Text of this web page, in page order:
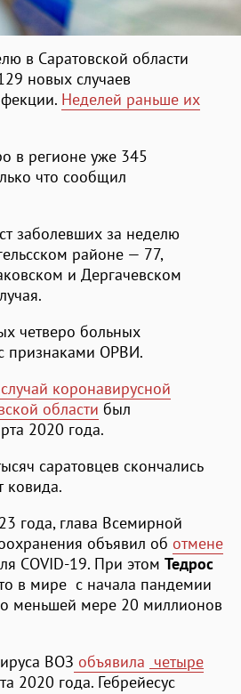
в Саратовской области
новых случаев
Неделей раньше их
в регионе уже 345
что сообщил
заболевших за неделю
районе — 77,
и Дергачевском
четверо больных
признаками ОРВИ.
коронавирусной
области был
2020 года.
саратовцев скончались
ковида.
года, глава Всемирной
объявил об отмене
COVID-19. При этом Тедрос
в мире с начала пандемии
меньшей мере 20 миллионов
ВОЗ объявила четыре
2020 года. Гебрейесус